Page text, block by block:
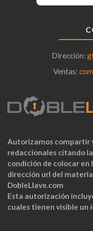
Dirección:
Ventas:
Autorizamos compartir
redaccionales citando
condición de colocar
dirección url del
DobleLlave.com
Esta autorización
cuales tienen visible un